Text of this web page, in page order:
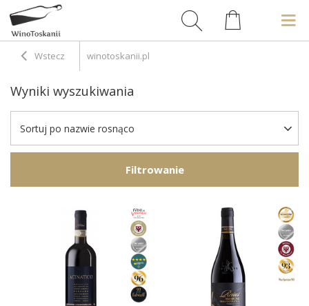
Wstecz winotoskanii.pl
Wyniki wyszukiwania
Sortuj po nazwie rosnąco
Filtrowanie